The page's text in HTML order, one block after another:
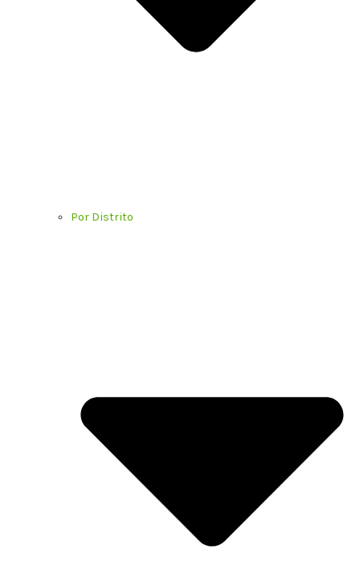
Por Distrito